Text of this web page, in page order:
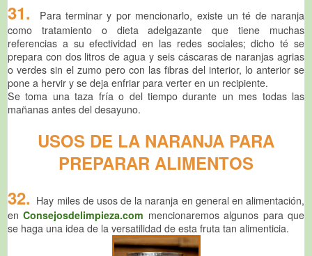
31.
Para terminar y por mencionarlo, existe un té de naranja
como tratamiento o dieta adelgazante que tiene muchas
referencias a su efectividad en las redes sociales; dicho té se
prepara con dos litros de agua y seis cáscaras de naranjas agrias
o verdes sin el zumo pero con las fibras del interior, lo anterior se
pone a hervir y se deja enfriar para verter en un recipiente.
Se toma una taza fría o del tiempo durante un mes todas las
mañanas antes del desayuno.
USOS DE LA NARANJA PARA
PREPARAR ALIMENTOS
32. Hay miles de usos de la naranja en general en alimentación,
enConsejosdelimpieza.com mencionaremos algunos para que
se haga una idea de la versatilidad de esta fruta tan alimenticia.